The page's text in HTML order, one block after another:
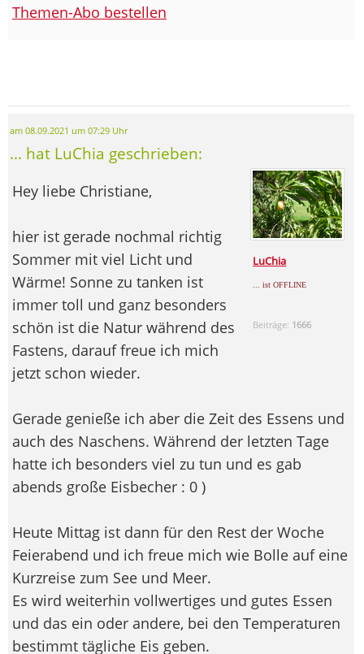
Themen-Abo bestellen
am 08.09.2021 um 07:29 Uhr
... hat LuChia geschrieben:
LuChia
... ist OFFLINE
Beiträge: 1666
Hey liebe Christiane,
hier ist gerade nochmal richtig
Sommer mit viel Licht und
Wärme! Sonne zu tanken ist
immer toll und ganz besonders
schön ist die Natur während des
Fastens, darauf freue ich mich
jetzt schon wieder.
Gerade genieße ich aber die Zeit des Essens und
auch des Naschens. Während der letzten Tage
hatte ich besonders viel zu tun und es gab
abends große Eisbecher : 0 )
Heute Mittag ist dann für den Rest der Woche
Feierabend und ich freue mich wie Bolle auf eine
Kurzreise zum See und Meer.
Es wird weiterhin vollwertiges und gutes Essen
und das ein oder andere, bei den Temperaturen
bestimmt tägliche Eis geben.